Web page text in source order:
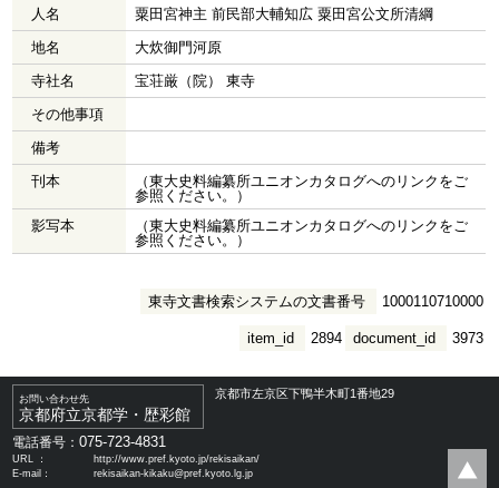
人名
粟田宮神主 前民部大輔知広 粟田宮公文所清綱
地名
大炊御門河原
寺社名
宝荘厳（院） 東寺
その他事項
備考
刊本
（東大史料編纂所ユニオンカタログへのリンクをご
参照ください。）
影写本
（東大史料編纂所ユニオンカタログへのリンクをご
参照ください。）
東寺文書検索システムの文書番号 1000110710000
document_id 3973
item_id 2894
お問い合わせ先
京都府立京都学・歴彩館
京都市左京区下鴨半木町1番地29
電話番号：075-723-4831
URL ：
http://www.pref.kyoto.jp/rekisaikan/
E-mail：
rekisaikan-kikaku@pref.kyoto.lg.jp